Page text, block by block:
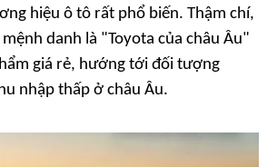
hiệu ô tô rất phổ biến. Thậm chí,
danh là "Toyota của châu Âu"
giá rẻ, hướng tới đối tượng
nhập thấp ở châu Âu.